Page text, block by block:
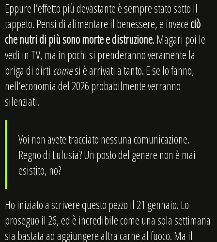
Eppure l’effetto più devastante è sempre stato sotto il
tappeto. Pensi di alimentare il benessere, e invececiò
che nutri di più sono morte e distruzione. Magari poi le
vedi in TV, ma in pochi si prenderanno veramente la
briga di dirti comesi è arrivati a tanto. E se lo fanno,
nell’economia del 2026 probabilmente verranno
silenziati.
Voi non avete tracciato nessuna comunicazione.
Regno di Lulusia? Un posto del genere non è mai
esistito, no?
Ho iniziato a scrivere questo pezzo il 21 gennaio. Lo
proseguo il 26, ed è incredibile come una sola settimana
sia bastata ad aggiungere altra carne al fuoco. Ma il